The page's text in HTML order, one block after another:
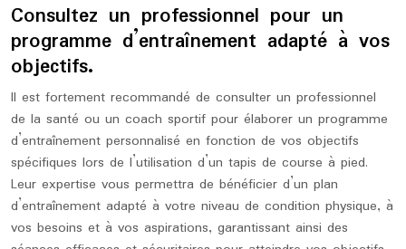
Consultez un professionnel pour un
programme d’entraînement adapté à vos
objectifs.
Il est fortement recommandé de consulter un professionnel
de la santé ou un coach sportif pour élaborer un programme
d’entraînement personnalisé en fonction de vos objectifs
spécifiques lors de l’utilisation d’un tapis de course à pied.
Leur expertise vous permettra de bénéficier d’un plan
d’entraînement adapté à votre niveau de condition physique, à
vos besoins et à vos aspirations, garantissant ainsi des